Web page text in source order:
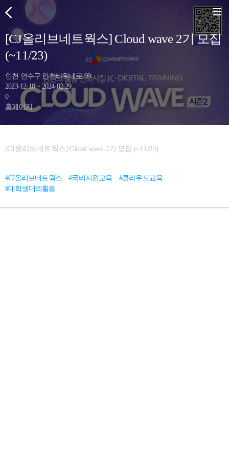
[CJ올리브네트웍스] Cloud wave 2기 모집
(~11/23)
인천 연수구 인천타워대로 99
2023-12-18 ~ 2024-02-29
0
홈페이지
[CJ올리브네트웍스] Cloud wave 2기 모집 (~11/23)
#CJ올리브네트웍스 #국비지원교육
#클라우드교육
#대학생대외활동